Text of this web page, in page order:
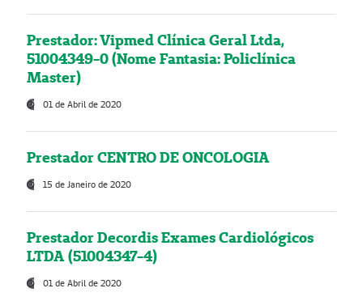
Prestador: Vipmed Clínica Geral Ltda,
51004349-0 (Nome Fantasia: Policlínica
Master)
01 de Abril de 2020
Prestador CENTRO DE ONCOLOGIA
15 de Janeiro de 2020
Prestador Decordis Exames Cardiológicos
LTDA (51004347-4)
01 de Abril de 2020